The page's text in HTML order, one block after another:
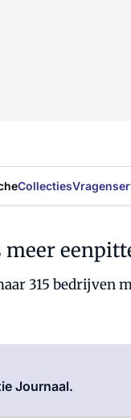
Collecties
315 bedrijven
Journaal.